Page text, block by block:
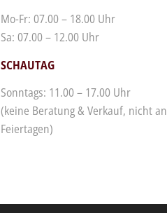
Mo-Fr: 07.00 – 18.00 Uhr
Sa: 07.00 – 12.00 Uhr
SCHAUTAG
Sonntags: 11.00 – 17.00 Uhr
(keine Beratung & Verkauf, nicht an
Feiertagen)